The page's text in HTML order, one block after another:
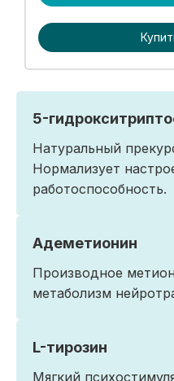
5-
Натуральный
Нормализует
работоспособность.
Адеметионин
Производное
метаболизм
L-тирозин
Мягкий